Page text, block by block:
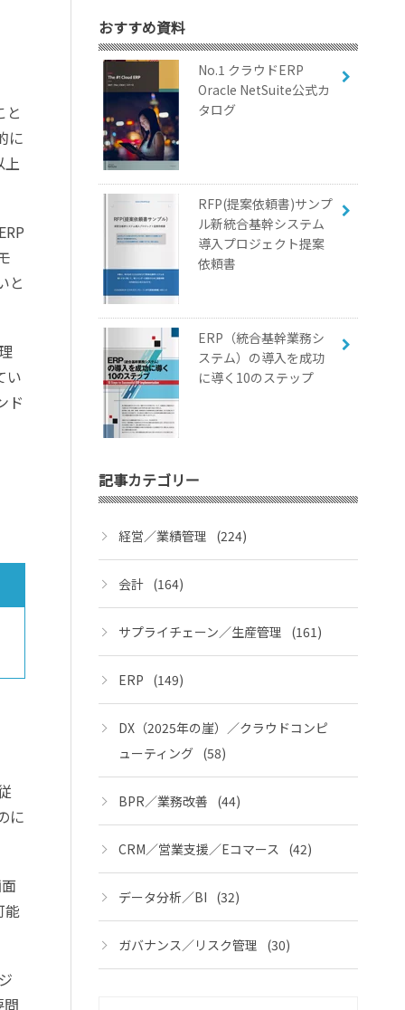
と
に
上
と
い
ド
に
能
おすすめ資料
No.1 クラウドERP
Oracle NetSuite公式カ
タログ
RFP(提案依頼書)サンプ
ル新統合基幹システム
導入プロジェクト提案
依頼書
ERP（統合基幹業務シ
ステム）の導入を成功
に導く10のステップ
記事カテゴリー
経営／業績管理 (224)
会計 (164)
サプライチェーン／生産管理 (161)
ERP (149)
DX（2025年の崖）／クラウドコンピ
ューティング (58)
BPR／業務改善 (44)
CRM／営業支援／Eコマース (42)
データ分析／BI (32)
ガバナンス／リスク管理 (30)